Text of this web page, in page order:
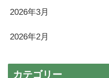
2026年3月
2026年2月
カテゴリー